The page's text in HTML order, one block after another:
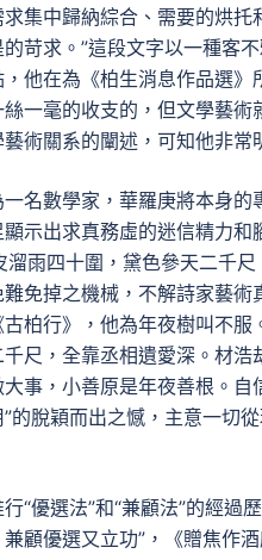
集中歸納綜合、需要的烘
的苛求。”這段文字以一種客
他在為《柏生消息作品選
絲一毫的收支的，但文學藝
術關系的闡述，可知他非常
一名數學家，華羅庚將本身
顯示出求真務虛的迷信精力
溜雨四十圍，黛色參天二千
免掉之機械，不解詩家藝
古柏行》，他為年夜樹叫不
尺，全靠丞相遺愛深。材
事，小善原是年夜善根。
”的脫穎而出之憾，主意一切
“優選法”和“兼顧法”的經
顧優選又立功”，《贈焦作